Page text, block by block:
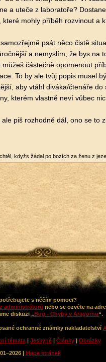
a uteče z la­bo­ra­to­ře?
které mohly pří­běh roz­vi­nout a
psát něco čistě
a ne­mys­lím, že bys na
můžeš čás­teč­ně opo­me­nout
To by ale tvůj popis musel
aby vtáhl di­vá­ka/čte­ná­ře do
kte­rém vlast­ně neví vůbec
piš roz­hod­ně dál, ono se to
kdyžs žádal po bo­zích za ženu z
s něčím pomoci?
administrátorů nebo se ozvěte na
diskuzi „Bug - Chyby v Aragornu“.
ochranné známky nakladatelství
témata | Jeskyně | Články | Obrázky
| Mapa stránek